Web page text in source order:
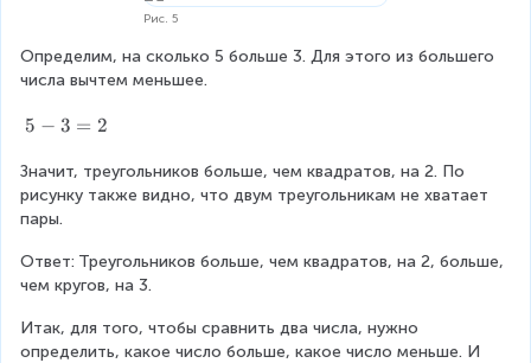
Рис. 5
Определим, на сколько 5 больше 3. Для этого из большего
числа вычтем меньшее.
5
3
=
2
5 − 3 = 2
Значит, треугольников больше, чем квадратов, на 2. По
рисунку также видно, что двум треугольникам не хватает
пары.
Ответ: Треугольников больше, чем квадратов, на 2, больше,
чем кругов, на 3.
Итак, для того, чтобы сравнить два числа, нужно
определить, какое число больше, какое число меньше. И